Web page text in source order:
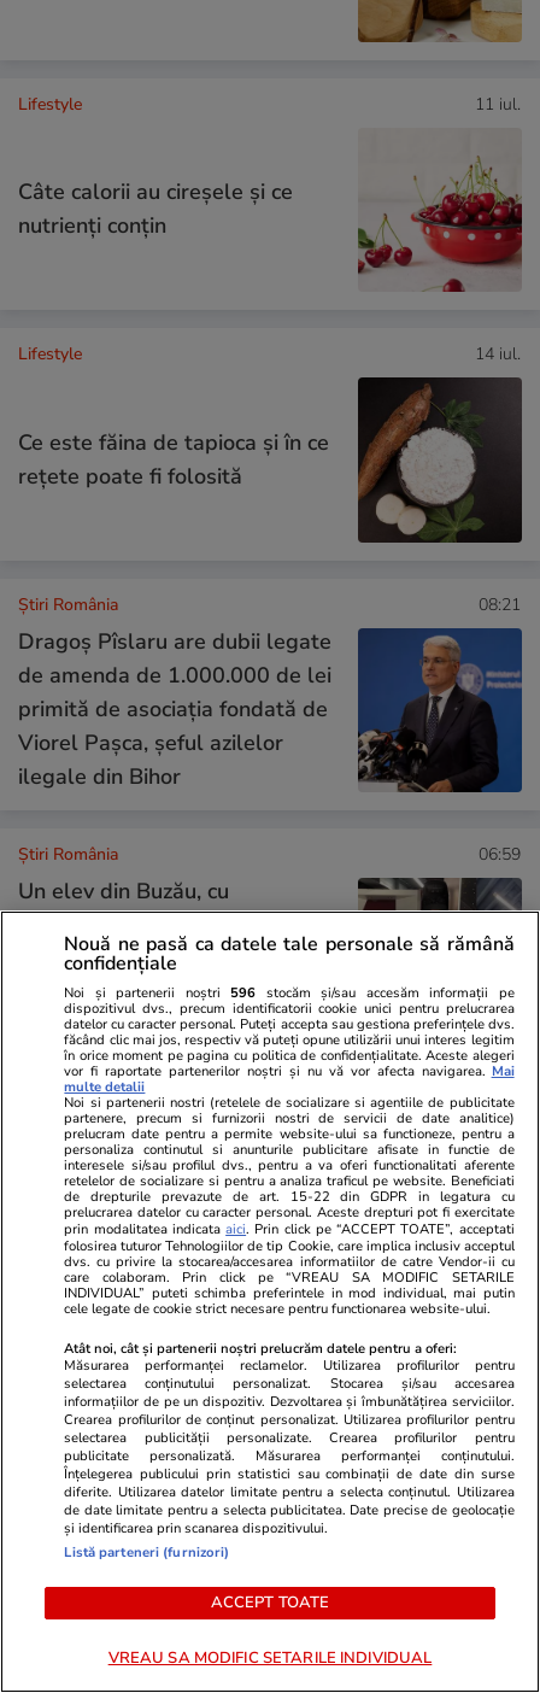
Lifestyle 11 iul.
Câte calorii au cireșele și ce
nutrienți conțin
Lifestyle 14 iul.
Ce este făina de tapioca și în ce
rețete poate fi folosită
Știri România 08:21
Dragoș Pîslaru are dubii legate
de amenda de 1.000.000 de lei
primită de asociaţia fondată de
Viorel Pașca, șeful azilelor
ilegale din Bihor
Știri România 06:59
Un elev din Buzău, cu
România la WorldSkills
Shanghai: „Toată lumea te
caută dacă îți știi meseria”
Știri România 06:43
Românii sunt a doua forță de
muncă străină din Spania, după
marocani
Știri România
Opiniile lui Radu Banciu despre
naționala de fotbal a Franței,
analizate de CNA: „Suspiciuni
clare de discurs rasist”
Când criminalul de război Putin
Nouă ne pasă ca datele tale personale să rămână
confidențiale
Noi și partenerii noștri 596 stocăm și/sau accesăm informații pe
dispozitivul dvs., precum identificatorii cookie unici pentru prelucrarea
datelor cu caracter personal. Puteți accepta sau gestiona preferințele dvs.
făcând clic mai jos, respectiv vă puteți opune utilizării unui interes legitim
în orice moment pe pagina cu politica de confidențialitate. Aceste alegeri
vor fi raportate partenerilor noștri și nu vă vor afecta navigarea. Mai
multe detalii
Noi si partenerii nostri (retelele de socializare si agentiile de publicitate
partenere, precum si furnizorii nostri de servicii de date analitice)
prelucram date pentru a permite website-ului sa functioneze, pentru a
personaliza continutul si anunturile publicitare afisate in functie de
interesele si/sau profilul dvs., pentru a va oferi functionalitati aferente
retelelor de socializare si pentru a analiza traficul pe website. Beneficiati
de drepturile prevazute de art. 15-22 din GDPR in legatura cu
prelucrarea datelor cu caracter personal. Aceste drepturi pot fi exercitate
prin modalitatea indicataaici. Prin click pe “ACCEPT TOATE”, acceptati
folosirea tuturor Tehnologiilor de tip Cookie, care implica inclusiv acceptul
dvs. cu privire la stocarea/accesarea informatiilor de catre Vendor-ii cu
care colaboram. Prin click pe “VREAU SA MODIFIC SETARILE
INDIVIDUAL” puteti schimba preferintele in mod individual, mai putin
cele legate de cookie strict necesare pentru functionarea website-ului.
Atât noi, cât și partenerii noștri prelucrăm datele pentru a oferi:
Măsurarea performanței reclamelor. Utilizarea profilurilor pentru
selectarea conținutului personalizat. Stocarea și/sau accesarea
informațiilor de pe un dispozitiv. Dezvoltarea și îmbunătățirea serviciilor.
Crearea profilurilor de conținut personalizat. Utilizarea profilurilor pentru
selectarea publicității personalizate. Crearea profilurilor pentru
publicitate personalizată. Măsurarea performanței conținutului.
Înțelegerea publicului prin statistici sau combinații de date din surse
diferite. Utilizarea datelor limitate pentru a selecta conținutul. Utilizarea
de date limitate pentru a selecta publicitatea. Date precise de geolocație
și identificarea prin scanarea dispozitivului.
Listă parteneri (furnizori)
ACCEPT TOATE
VREAU SA MODIFIC SETARILE INDIVIDUAL